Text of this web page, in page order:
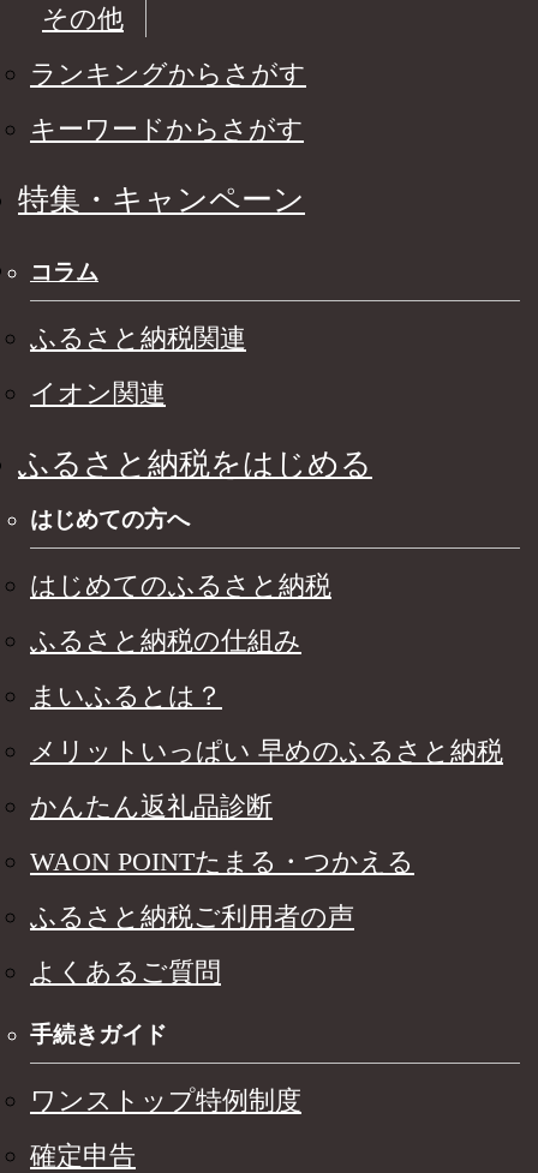
その他
ランキングからさがす
キーワードからさがす
特集・キャンペーン
コラム
ふるさと納税関連
イオン関連
ふるさと納税をはじめる
はじめての方へ
はじめてのふるさと納税
ふるさと納税の仕組み
まいふるとは？
メリットいっぱい 早めのふるさと納税
かんたん返礼品診断
WAON POINTたまる・つかえる
ふるさと納税ご利用者の声
よくあるご質問
手続きガイド
ワンストップ特例制度
確定申告